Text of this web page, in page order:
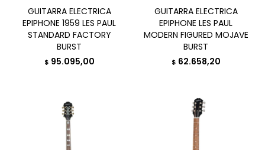
GUITARRA ELECTRICA
EPIPHONE 1959 LES PAUL
STANDARD FACTORY
BURST
$ 95.095,00
GUITARRA ELECTRICA
EPIPHONE LES PAUL
MODERN FIGURED MOJAVE
BURST
$ 62.658,20